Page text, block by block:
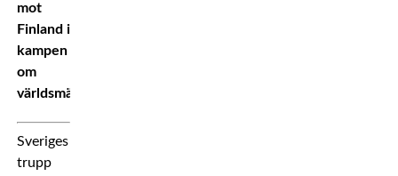
mot
Finland i
kampen
om
världsmästartiteln.
Sveriges
trupp